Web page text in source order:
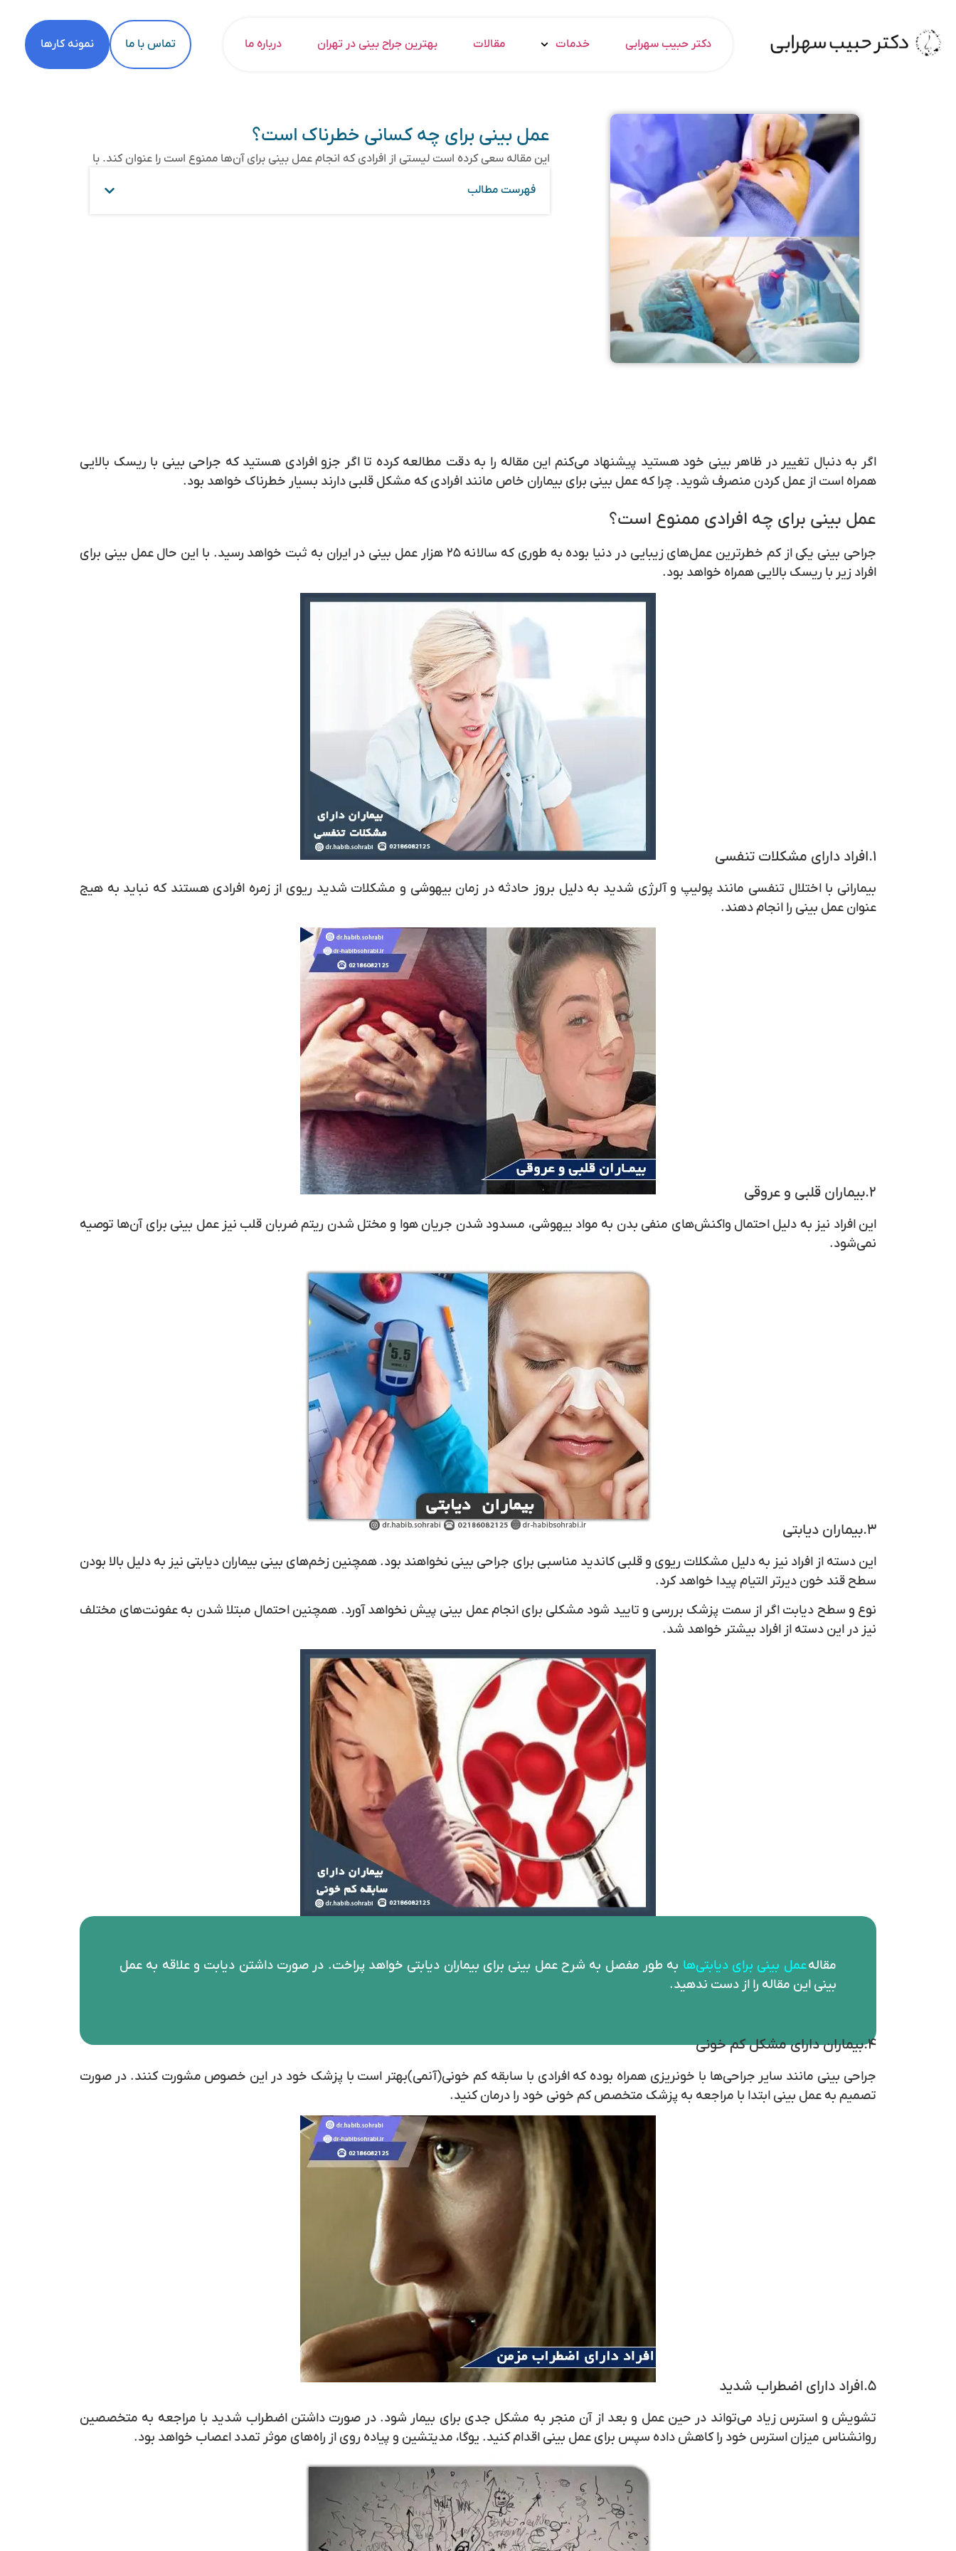
دکتر حبیب سهرابی خدمات مقالات بهترین جراح بینی در تهران درباره ما تماس با ما نمونه کارها
عمل بینی برای چه کسانی خطرناک است؟
این مقاله سعی کرده است لیستی از افرادی که انجام عمل بینی برای آن‌ها ممنوع است را عنوان کند. با
فهرست مطالب
اگر به دنبال تغییر در ظاهر بینی خود هستید پیشنهاد می‌کنم این مقاله را به دقت مطالعه کرده تا اگر جزو افرادی هستید که جراحی بینی با ریسک بالایی
همراه است از عمل کردن منصرف شوید. چرا که عمل بینی برای بیماران خاص مانند افرادی که مشکل قلبی دارند بسیار خطرناک خواهد بود.
عمل بینی برای چه افرادی ممنوع است؟
جراحی بینی یکی از کم خطرترین عمل‌های زیبایی در دنیا بوده به طوری که سالانه ۲۵ هزار عمل بینی در ایران به ثبت خواهد رسید. با این حال عمل بینی برای
افراد زیر با ریسک بالایی همراه خواهد بود.
۱.افراد دارای مشکلات تنفسی
بیمارانی با اختلال تنفسی مانند پولیپ و آلرژی شدید به دلیل بروز حادثه در زمان بیهوشی و مشکلات شدید ریوی از زمره افرادی هستند که نباید به هیج
عنوان عمل بینی را انجام دهند.
۲.بیماران قلبی و عروقی
این افراد نیز به دلیل احتمال واکنش‌های منفی بدن به مواد بیهوشی، مسدود شدن جریان هوا و مختل شدن ریتم ضربان قلب نیز عمل بینی برای آن‌ها توصیه
نمی‌شود.
۳.بیماران دیابتی
این دسته از افراد نیز به دلیل مشکلات ریوی و قلبی کاندید مناسبی برای جراحی بینی نخواهند بود. همچنین زخم‌های بینی بیماران دیابتی نیز به دلیل بالا بودن
سطح قند خون دیرتر التیام پیدا خواهد کرد.
نوع و سطح دیابت اگر از سمت پزشک بررسی و تایید شود مشکلی برای انجام عمل بینی پیش نخواهد آورد. همچنین احتمال مبتلا شدن به عفونت‌های مختلف
نیز در این دسته از افراد بیشتر خواهد شد.
مقالهعمل بینی برای دیابتی‌ها به طور مفصل به شرح عمل بینی برای بیماران دیابتی خواهد پراخت. در صورت داشتن دیابت و علاقه به عمل
بینی این مقاله را از دست ندهید.
۴.بیماران دارای مشکل کم خونی
جراحی بینی مانند سایر جراحی‌ها با خونریزی همراه بوده که افرادی با سابقه کم خونی(آنمی)بهتر است با پزشک خود در این خصوص مشورت کنند. در صورت
تصمیم به عمل بینی ابتدا با مراجعه به پزشک متخصص کم خونی خود را درمان کنید.
۵.افراد دارای اضطراب شدید
تشویش و استرس زیاد می‌تواند در حین عمل و بعد از آن منجر به مشکل جدی برای بیمار شود. در صورت داشتن اضطراب شدید با مراجعه به متخصصین
روانشناس میزان استرس خود را کاهش داده سپس برای عمل بینی اقدام کنید. یوگا، مدیتشین و پیاده روی از راه‌های موثر تمدد اعصاب خواهد بود.